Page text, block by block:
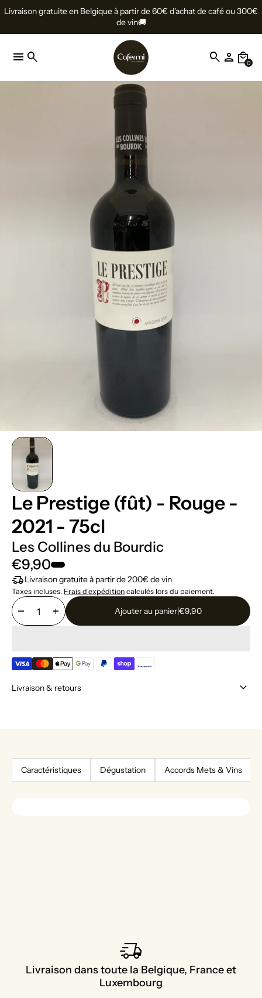
Livraison gratuite en Belgique à partir de 60€ d'achat de café ou 300€
de vin🚚
menu search search person local_mall
0
Le Prestige (fût) - Rouge -
2021 - 75cl
Les Collines du Bourdic
€9,90
delivery_truck_speedLivraison gratuite à partir de 200€ de vin
Taxes incluses. Frais d'expédition calculés lors du paiement.
remove add Ajouter au panier|€9,90
Livraison & retours keyboard_arrow_down
Caractéristiques Dégustation Accords Mets & Vins
delivery_truck_speed
Livraison dans toute la Belgique, France et
Luxembourg